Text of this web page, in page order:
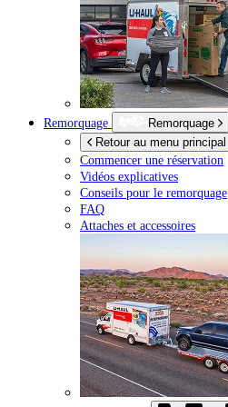
Remorquage
Remorquage
Retour au menu principal
Commencer une réservation
Vidéos explicatives
Conseils pour le remorquage
FAQ
Attaches et accessoires